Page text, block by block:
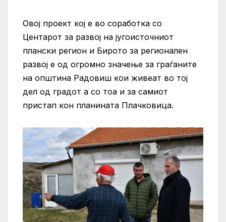
Овој проект кој е во соработка со
Центарот за развој на југоисточниот
плански регион и Бирото за регионален
развој е од огромно значење за граѓаните
на општина Радовиш кои живеат во тој
дел од градот а со тоа и за самиот
пристап кон планината Плачковица.